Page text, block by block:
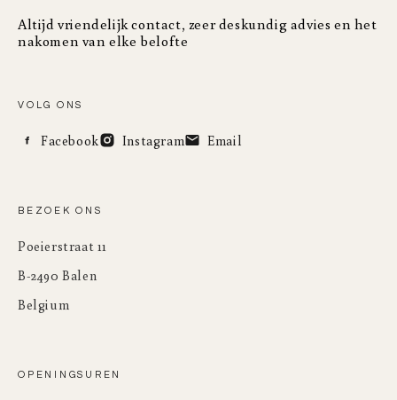
Altijd vriendelijk contact, zeer deskundig advies en het
nakomen van elke belofte
VOLG ONS
Facebook Instagram Email
BEZOEK ONS
Poeierstraat 11
B-2490 Balen
Belgium
OPENINGSUREN